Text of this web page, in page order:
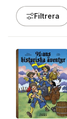
Filtrera